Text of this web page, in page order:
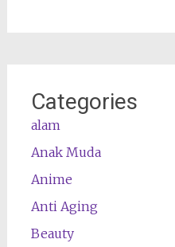
Categories
alam
Anak Muda
Anime
Anti Aging
Beauty